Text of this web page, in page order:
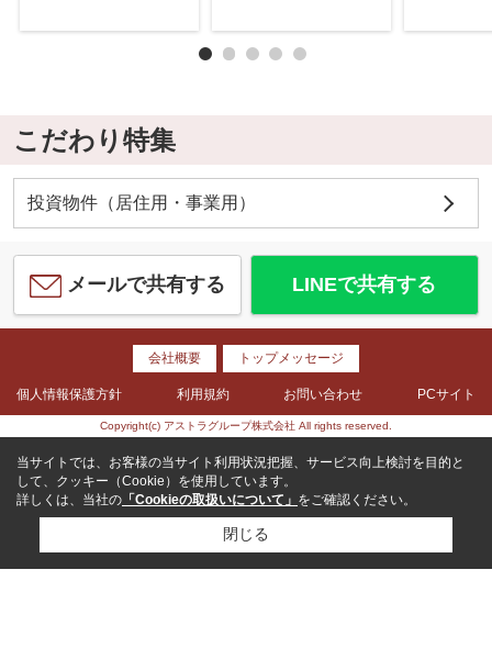
こだわり特集
投資物件（居住用・事業用）
メールで共有する LINEで共有する
会社概要 トップメッセージ
個人情報保護方針 利用規約 お問い合わせ PCサイト
Copyright(c) アストラグループ株式会社 All rights reserved.
当サイトでは、お客様の当サイト利用状況把握、サービス向上検討を目的と
して、クッキー（Cookie）を使用しています。
詳しくは、当社の 「Cookieの取扱いについて」 をご確認ください。
閉じる